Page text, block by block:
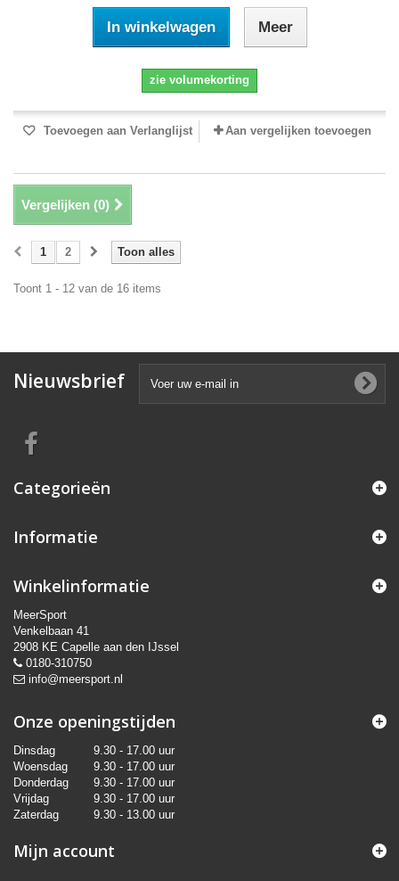
In winkelwagen Meer
zie volumekorting
Toevoegen aan Verlanglijst Aan vergelijken toevoegen
Vergelijken (0)
Toon alles
1 2
Toont 1 - 12 van de 16 items
Nieuwsbrief
Categorieën
Informatie
Winkelinformatie
MeerSport
Venkelbaan 41
2908 KE Capelle aan den IJssel
0180-310750
info@meersport.nl
Onze openingstijden
Dinsdag
9.30 - 17.00 uur
Woensdag
9.30 - 17.00 uur
Donderdag
9.30 - 17.00 uur
Vrijdag
9.30 - 17.00 uur
Zaterdag
9.30 - 13.00 uur
Mijn account